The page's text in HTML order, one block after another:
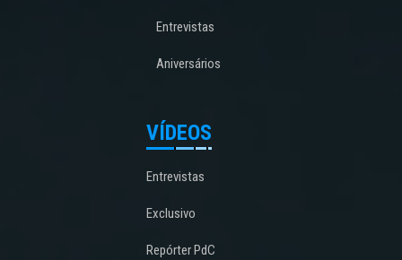
Entrevistas
Aniversários
VÍDEOS
Entrevistas
Exclusivo
Repórter PdC